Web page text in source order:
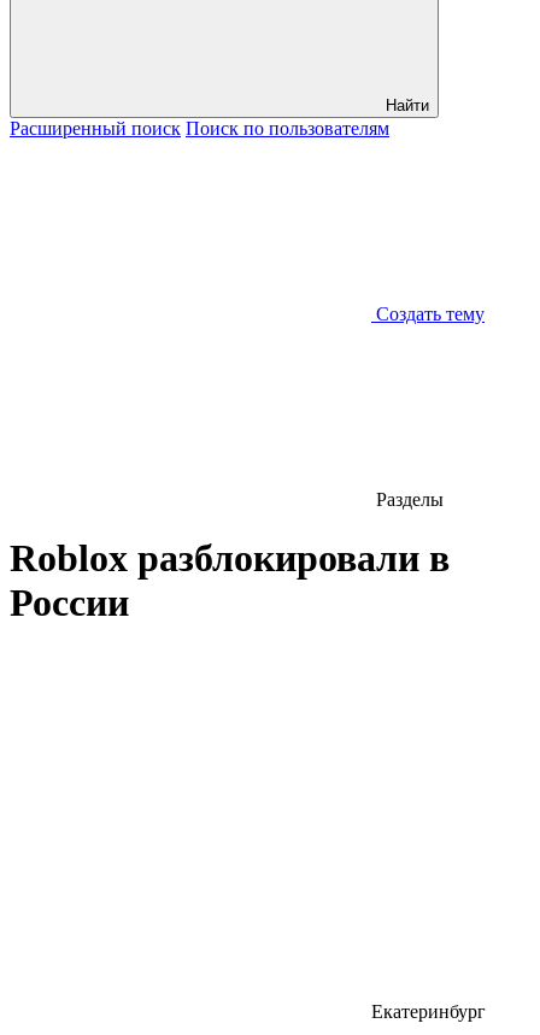
Найти
Расширенный поиск Поиск по пользователям
Создать тему
Разделы
Roblox разблокировали в
России
Екатеринбург